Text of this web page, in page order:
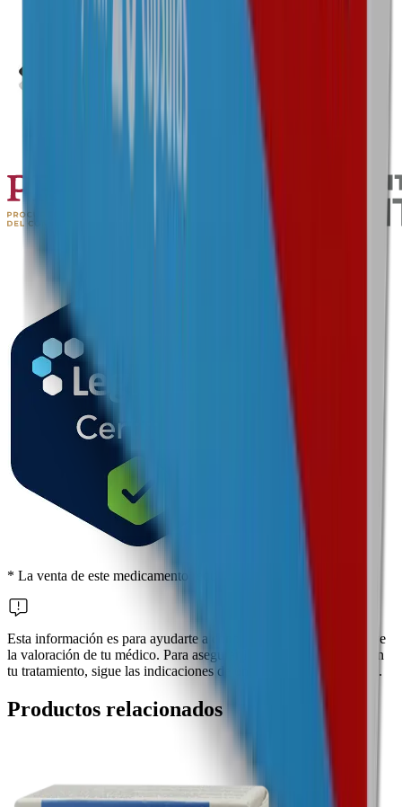
* La venta de este medicamento requiere receta médica
Esta información es para ayudarte a conocer más, pero no sustituye
la valoración de tu médico. Para asegurar los mejores resultados en
tu tratamiento, sigue las indicaciones de un profesional de la salud.
Productos relacionados